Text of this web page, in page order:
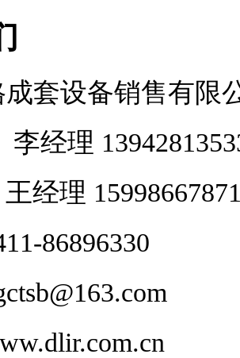
套设备销售有限
李经理
86896330